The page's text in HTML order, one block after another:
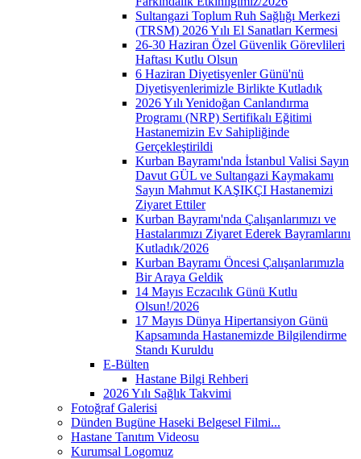
Sultangazi Toplum Ruh Sağlığı Merkezi
(TRSM) 2026 Yılı El Sanatları Kermesi
26-30 Haziran Özel Güvenlik Görevlileri
Haftası Kutlu Olsun
6 Haziran Diyetisyenler Günü'nü
Diyetisyenlerimizle Birlikte Kutladık
2026 Yılı Yenidoğan Canlandırma
Programı (NRP) Sertifikalı Eğitimi
Hastanemizin Ev Sahipliğinde
Gerçekleştirildi
Kurban Bayramı'nda İstanbul Valisi Sayın
Davut GÜL ve Sultangazi Kaymakamı
Sayın Mahmut KAŞIKÇI Hastanemizi
Ziyaret Ettiler
Kurban Bayramı'nda Çalışanlarımızı ve
Hastalarımızı Ziyaret Ederek Bayramlarını
Kutladık/2026
Kurban Bayramı Öncesi Çalışanlarımızla
Bir Araya Geldik
14 Mayıs Eczacılık Günü Kutlu
Olsun!/2026
17 Mayıs Dünya Hipertansiyon Günü
Kapsamında Hastanemizde Bilgilendirme
Standı Kuruldu
E-Bülten
Hastane Bilgi Rehberi
2026 Yılı Sağlık Takvimi
Fotoğraf Galerisi
Dünden Bugüne Haseki Belgesel Filmi...
Hastane Tanıtım Videosu
Kurumsal Logomuz